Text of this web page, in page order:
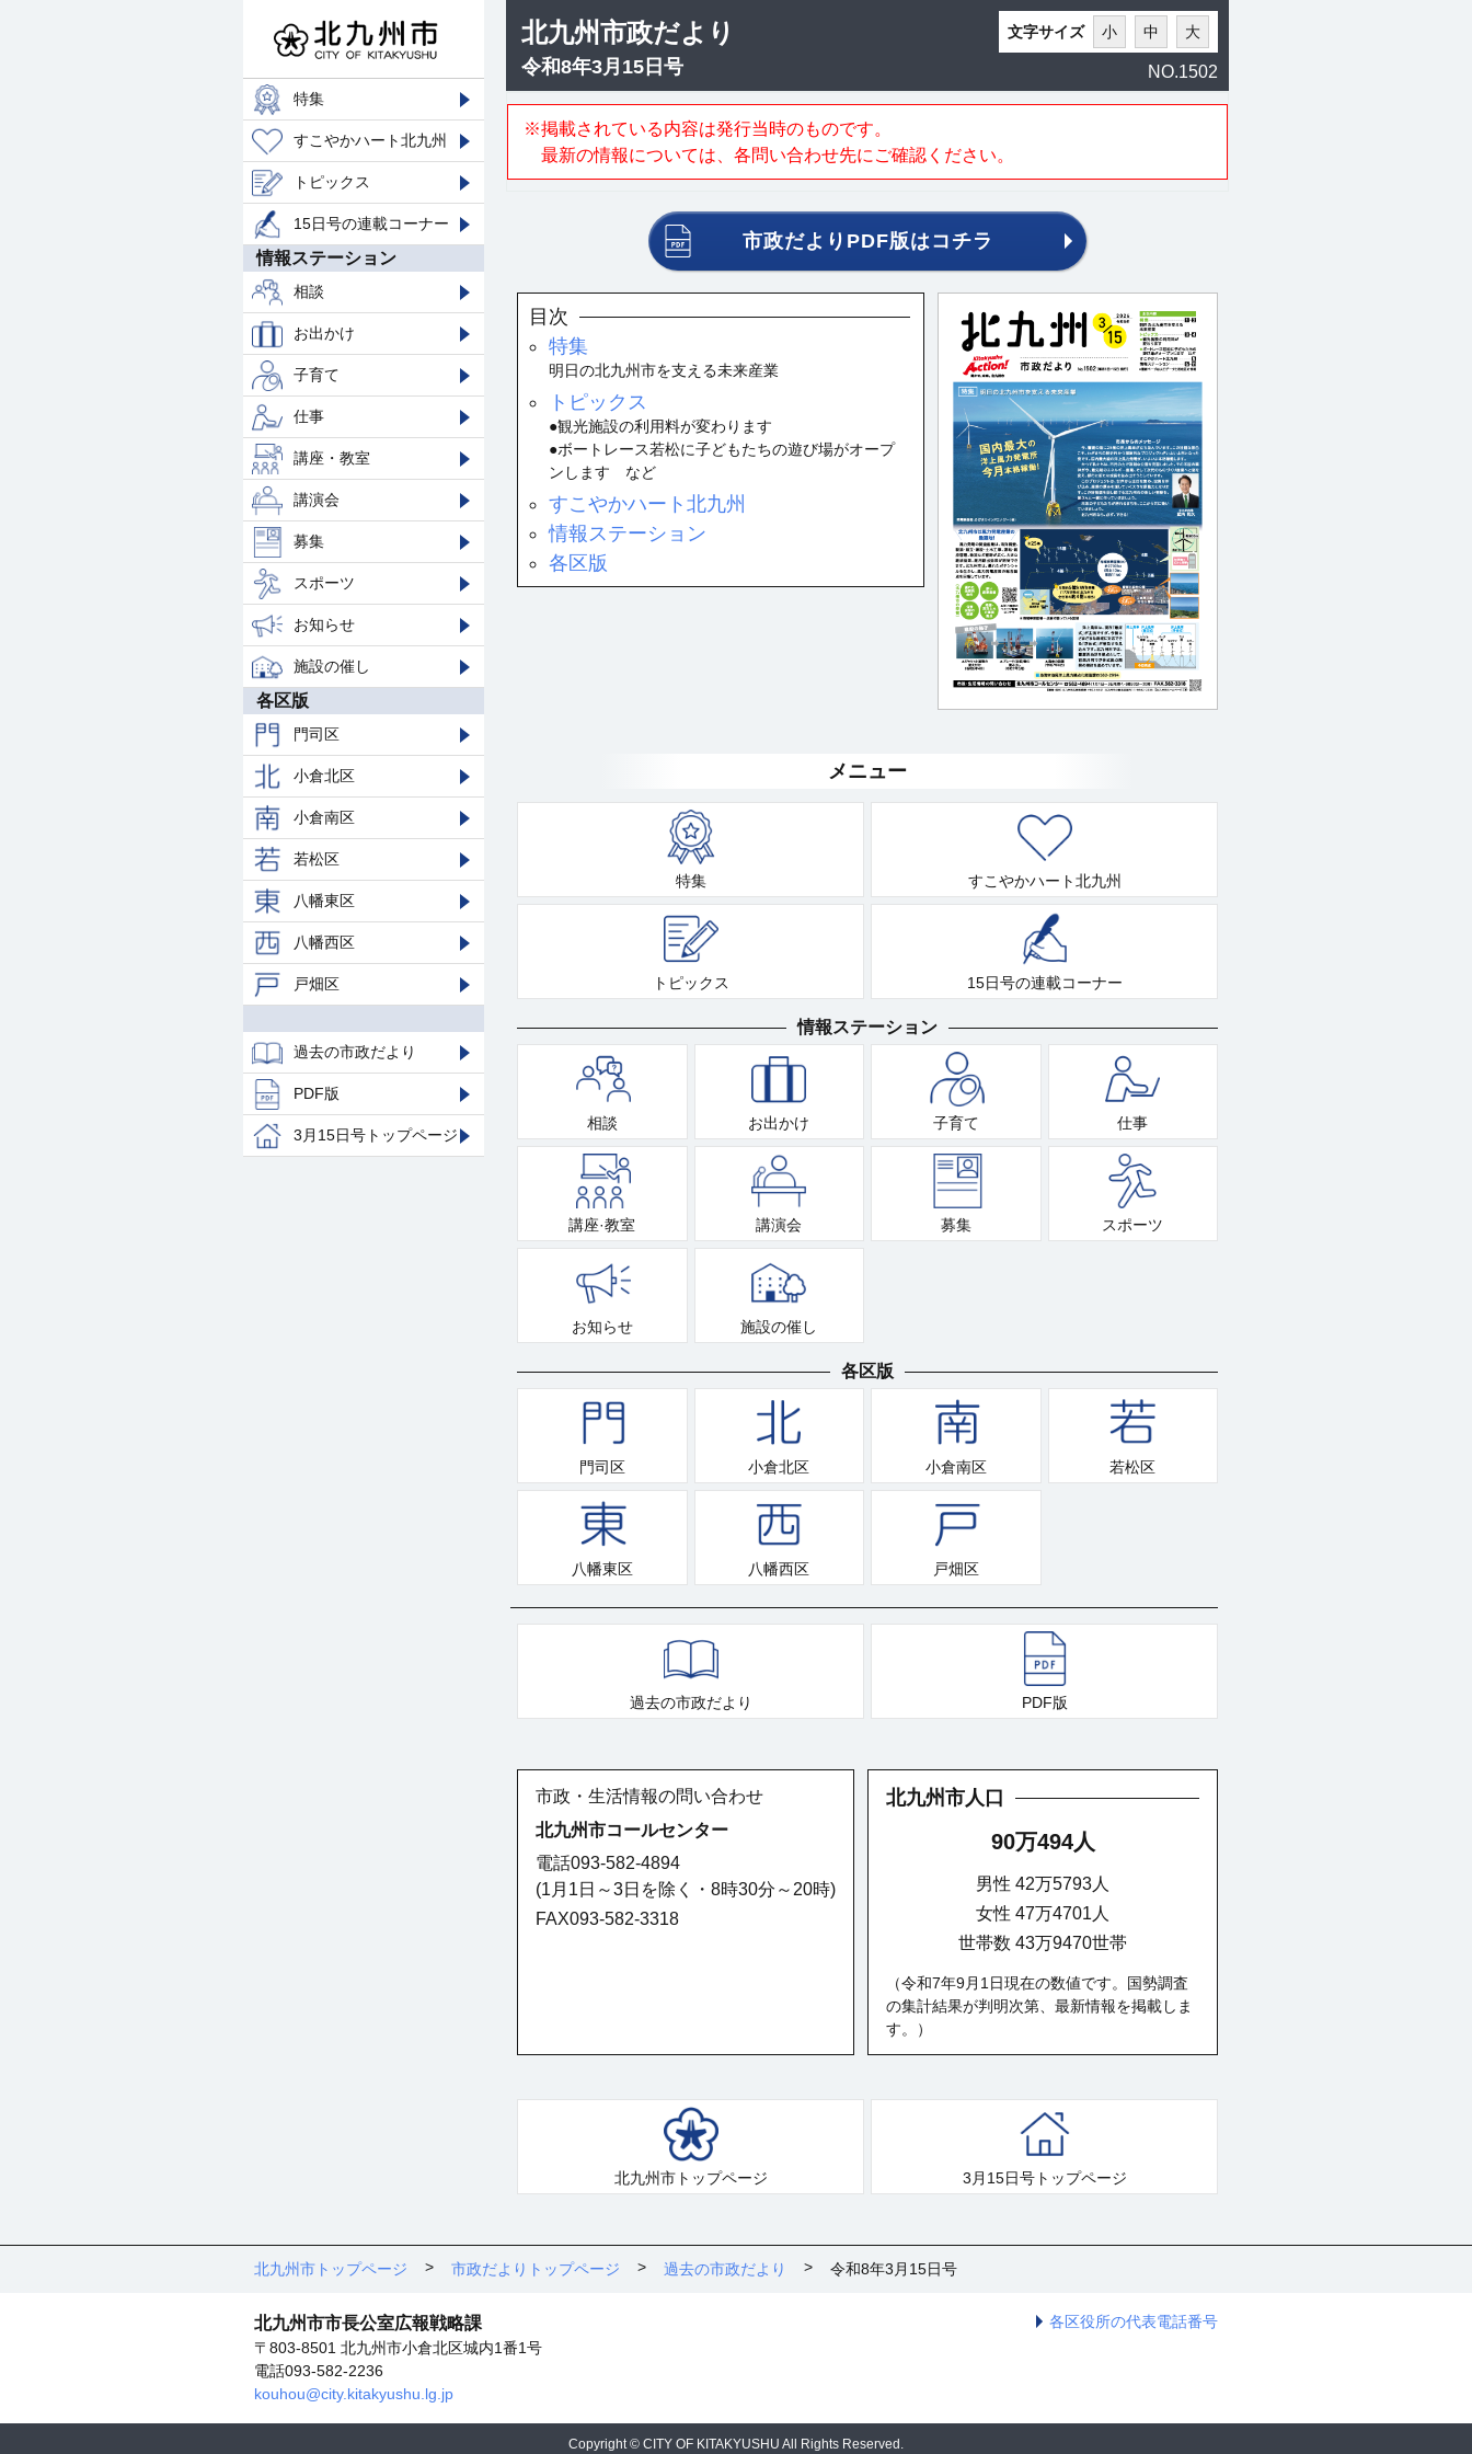
特集
すこやかハート北九州
トピックス
15日号の連載コーナー
情報ステーション
相談
お出かけ
子育て
仕事
講座・教室
講演会
募集
スポーツ
お知らせ
施設の催し
各区版
門司区
小倉北区
小倉南区
若松区
八幡東区
八幡西区
戸畑区
過去の市政だより
PDF版
3月15日号トップページ
北九州市政だより
令和8年3月15日号 NO.1502
文字サイズ 小 中 大
※掲載されている内容は発行当時のものです。
最新の情報については、各問い合わせ先にご確認ください。
市政だよりPDF版はコチラ
目次
特集
明日の北九州市を支える未来産業
トピックス
●観光施設の利用料が変わります
●ボートレース若松に子どもたちの遊び場がオープ
ンします など
すこやかハート北九州
情報ステーション
各区版
メニュー
特集 すこやかハート北九州
トピックス 15日号の連載コーナー
情報ステーション
相談 お出かけ 子育て 仕事
講座·教室 講演会 募集 スポーツ
お知らせ 施設の催し
各区版
門司区 小倉北区 小倉南区 若松区
八幡東区 八幡西区 戸畑区
過去の市政だより PDF版
市政・生活情報の問い合わせ
北九州市コールセンター
電話093-582-4894
(1月1日～3日を除く・8時30分～20時)
FAX093-582-3318
北九州市人口
90万494人
男性 42万5793人
女性 47万4701人
世帯数 43万9470世帯
（令和7年9月1日現在の数値です。国勢調査
の集計結果が判明次第、最新情報を掲載しま
す。）
北九州市トップページ 3月15日号トップページ
北九州市トップページ 市政だよりトップページ 過去の市政だより 令和8年3月15日号
各区役所の代表電話番号
北九州市市長公室広報戦略課
〒803-8501 北九州市小倉北区城内1番1号
電話093-582-2236
kouhou@city.kitakyushu.lg.jp
Copyright © CITY OF KITAKYUSHU All Rights Reserved.